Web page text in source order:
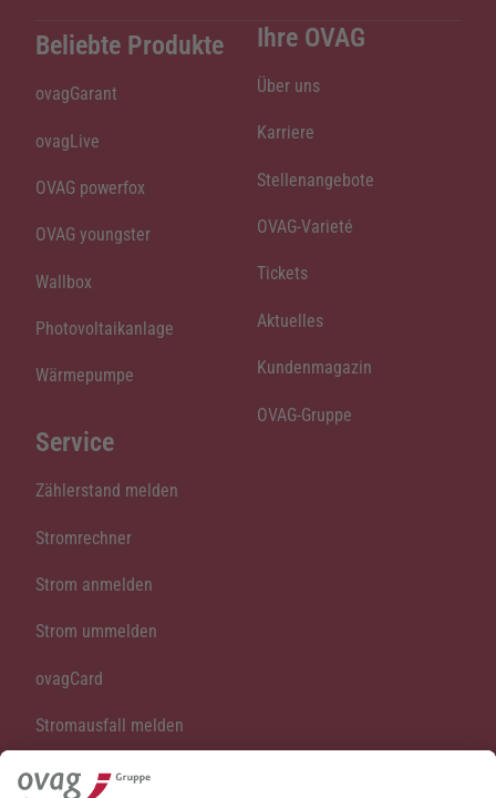
Beliebte Produkte
ovagGarant
ovagLive
OVAG powerfox
OVAG youngster
Wallbox
Photovoltaikanlage
Wärmepumpe
Service
Zählerstand melden
Stromrechner
Strom anmelden
Strom ummelden
ovagCard
Stromausfall melden
Vertrag kündigen
Ihre OVAG
Über uns
Karriere
Stellenangebote
OVAG-Varieté
Tickets
Aktuelles
Kundenmagazin
OVAG-Gruppe